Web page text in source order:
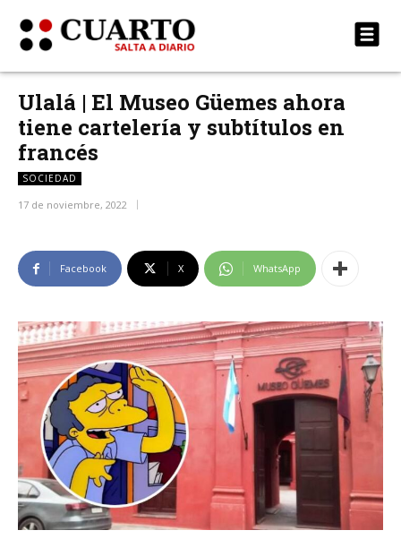
Ulalá | El Museo Güemes ahora
tiene cartelería y subtítulos en
francés
SOCIEDAD
17 de noviembre, 2022
Facebook X WhatsApp